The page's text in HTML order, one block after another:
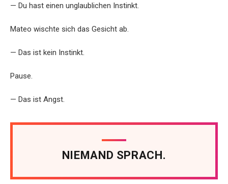
— Du hast einen unglaublichen Instinkt.
Mateo wischte sich das Gesicht ab.
— Das ist kein Instinkt.
Pause.
— Das ist Angst.
NIEMAND SPRACH.